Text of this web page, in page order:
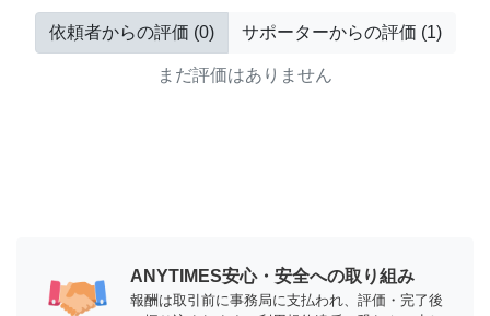
依頼者からの評価 (0) サポーターからの評価 (1)
まだ評価はありません
ANYTIMES安心・安全への取り組み
報酬は取引前に事務局に支払われ、評価・完了後